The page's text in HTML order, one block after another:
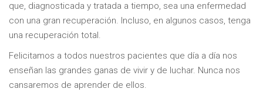
que, diagnosticada y tratada a tiempo, sea una enfermedad
con una gran recuperación. Incluso, en algunos casos, tenga
una recuperación total.
Felicitamos a todos nuestros pacientes que día a día nos
enseñan las grandes ganas de vivir y de luchar. Nunca nos
cansaremos de aprender de ellos.